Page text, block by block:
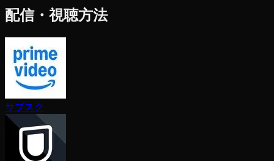
配信・視聴方法
サブスク